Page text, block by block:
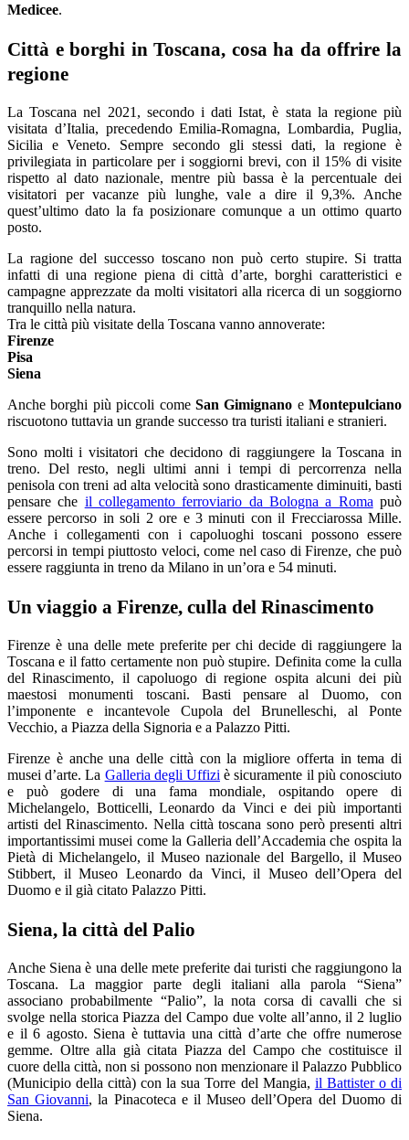
Medicee.
Città e borghi in Toscana, cosa ha da offrire la
regione
La Toscana nel 2021, secondo i dati Istat, è stata la regione più
visitata d’Italia, precedendo Emilia-Romagna, Lombardia, Puglia,
Sicilia e Veneto. Sempre secondo gli stessi dati, la regione è
privilegiata in particolare per i soggiorni brevi, con il 15% di visite
rispetto al dato nazionale, mentre più bassa è la percentuale dei
visitatori per vacanze più lunghe, vale a dire il 9,3%. Anche
quest’ultimo dato la fa posizionare comunque a un ottimo quarto
posto.
La ragione del successo toscano non può certo stupire. Si tratta
infatti di una regione piena di città d’arte, borghi caratteristici e
campagne apprezzate da molti visitatori alla ricerca di un soggiorno
tranquillo nella natura.
Tra le città più visitate della Toscana vanno annoverate:
Firenze
Pisa
Siena
Anche borghi più piccoli come San Gimignano e Montepulciano
riscuotono tuttavia un grande successo tra turisti italiani e stranieri.
Sono molti i visitatori che decidono di raggiungere la Toscana in
treno. Del resto, negli ultimi anni i tempi di percorrenza nella
penisola con treni ad alta velocità sono drasticamente diminuiti, basti
pensare che il collegamento ferroviario da Bologna a Roma può
essere percorso in soli 2 ore e 3 minuti con il Frecciarossa Mille.
Anche i collegamenti con i capoluoghi toscani possono essere
percorsi in tempi piuttosto veloci, come nel caso di Firenze, che può
essere raggiunta in treno da Milano in un’ora e 54 minuti.
Un viaggio a Firenze, culla del Rinascimento
Firenze è una delle mete preferite per chi decide di raggiungere la
Toscana e il fatto certamente non può stupire. Definita come la culla
del Rinascimento, il capoluogo di regione ospita alcuni dei più
maestosi monumenti toscani. Basti pensare al Duomo, con
l’imponente e incantevole Cupola del Brunelleschi, al Ponte
Vecchio, a Piazza della Signoria e a Palazzo Pitti.
Firenze è anche una delle città con la migliore offerta in tema di
musei d’arte. La Galleria degli Uffizi è sicuramente il più conosciuto
e può godere di una fama mondiale, ospitando opere di
Michelangelo, Botticelli, Leonardo da Vinci e dei più importanti
artisti del Rinascimento. Nella città toscana sono però presenti altri
importantissimi musei come la Galleria dell’Accademia che ospita la
Pietà di Michelangelo, il Museo nazionale del Bargello, il Museo
Stibbert, il Museo Leonardo da Vinci, il Museo dell’Opera del
Duomo e il già citato Palazzo Pitti.
Siena, la città del Palio
Anche Siena è una delle mete preferite dai turisti che raggiungono la
Toscana. La maggior parte degli italiani alla parola “Siena”
associano probabilmente “Palio”, la nota corsa di cavalli che si
svolge nella storica Piazza del Campo due volte all’anno, il 2 luglio
e il 6 agosto. Siena è tuttavia una città d’arte che offre numerose
gemme. Oltre alla già citata Piazza del Campo che costituisce il
cuore della città, non si possono non menzionare il Palazzo Pubblico
(Municipio della città) con la sua Torre del Mangia, il Battister o di
San Giovanni, la Pinacoteca e il Museo dell’Opera del Duomo di
Siena.